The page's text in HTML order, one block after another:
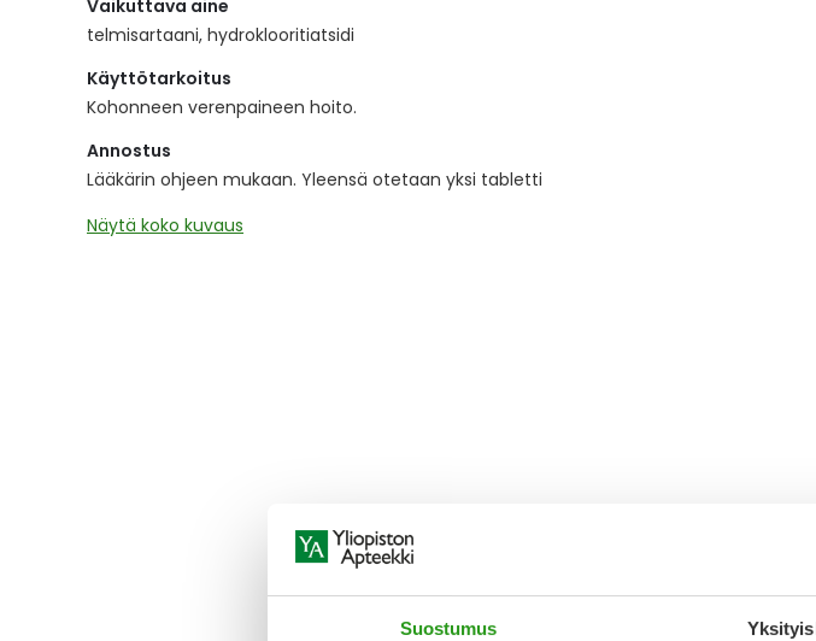
Suostumus
the
images
Vaikuttava aine
telmisartaani, hydroklooritiatsidi
Käyttötarkoitus
Kohonneen verenpaineen hoito.
Annostus
Lääkärin ohjeen mukaan. Yleensä otetaan yksi tabletti
Näytä koko kuvaus